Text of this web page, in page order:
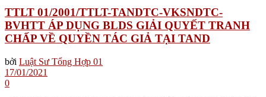
TTLT 01/2001/TTLT-TANDTC-VKSNDTC-
BVHTT ÁP DỤNG BLDS GIẢI QUYẾT TRANH
CHẤP VỀ QUYỀN TÁC GIẢ TẠI TAND
bởi Luật Sư Tổng Hợp 01
17/01/2021
0